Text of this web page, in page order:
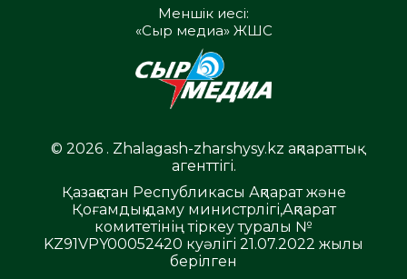
Меншік иесі:
«Сыр медиа» ЖШС
© 2026 . Zhalagash-zharshysy.kz ақпараттық
агенттігі.
Қазақстан Республикасы Ақпарат және
Қоғамдық даму министрлігі,Ақпарат
комитетінің тіркеу туралы №
KZ91VPY00052420 куәлігі 21.07.2022 жылы
берілген